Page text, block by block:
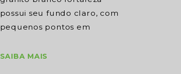
possui seu fundo claro, com
pequenos pontos em
SAIBA MAIS